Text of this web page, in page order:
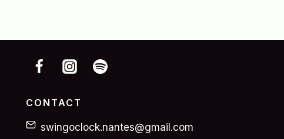
CONTACT
swingoclock.nantes@gmail.com